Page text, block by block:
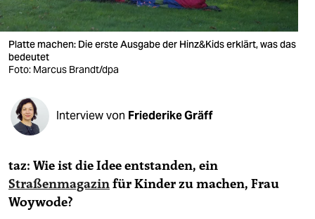
verlag
veranstaltungen
shop
fragen & hilfe
unterstützen
genossenschaft
epaper login
Platte machen: Die erste Ausgabe der Hinz&Kids erklärt, was das
bedeutet
Foto: Marcus Brandt/dpa
Interview von Friederike Gräff
taz: Wie ist die Idee entstanden, ein
Straßenmagazinfür Kinder zu machen, Frau
Woywode?